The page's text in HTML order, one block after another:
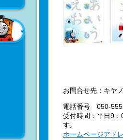
お問合せ先：キヤ
電話番号 050-
受付時間：平日9
す。
ホームページアド